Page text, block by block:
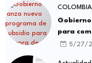
COLOMBIA
para
5/27/